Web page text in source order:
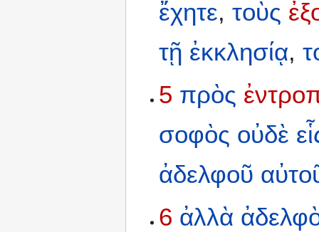
ἔχητε,τοὺς
τῇ ἐκκλησίᾳ,
5 πρὸς
σοφὸς οὐδὲ
ἀδελφοῦ
6 ἀλλὰ